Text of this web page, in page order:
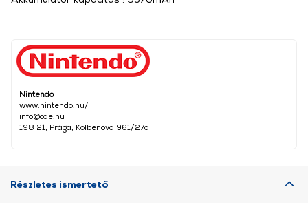
Nintendo
www.nintendo.hu/
info@cqe.hu
198 21, Prága, Kolbenova 961/27d
Részletes ismertető